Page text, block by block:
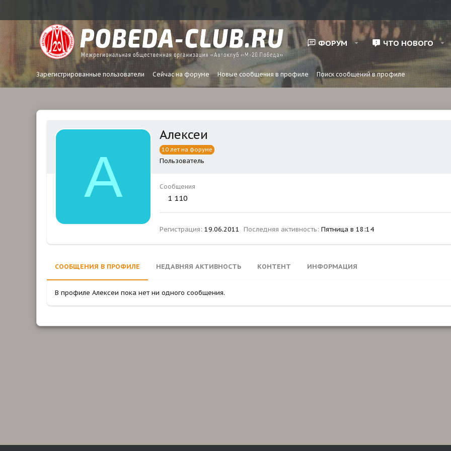
ФОРУМ ЧТО НОВОГО
Зарегистрированные пользователи Сейчас на форуме Новые сообщения в профиле Поиск сообщений в профиле
A
Aлексеи
10 лет на форуме
Пользователь
Сообщения
1 110
Регистрация 19.06.2011 Последняя активность Пятница в 18:14
СООБЩЕНИЯ В ПРОФИЛЕ НЕДАВНЯЯ АКТИВНОСТЬ КОНТЕНТ ИНФОРМАЦИЯ
В профиле Aлексеи пока нет ни одного сообщения.